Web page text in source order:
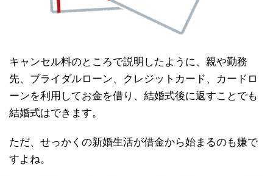
キャンセル料のところで説明したように、親や勤務
先、ブライダルローン、クレジットカード、カードロ
ーンを利用してお金を借り、結婚式後に返すことでも
結婚式はできます。
ただ、せっかくの新婚生活が借金から始まるのも嫌で
すよね。